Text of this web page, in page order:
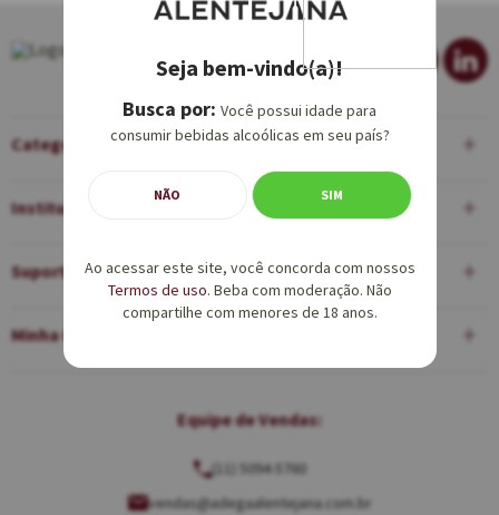
Categorias
Institucional
Suporte
Minha Conta
Equipe de Vendas:
(11) 5094-5760
vendas@adegaalentejana.com.br
Seja bem-vindo(a)!
Você possui idade para
consumir bebidas alcoólicas em seu país?
NÃO SIM
Ao acessar este site, você concorda com nossos
Termos de uso. Beba com moderação. Não
compartilhe com menores de 18 anos.